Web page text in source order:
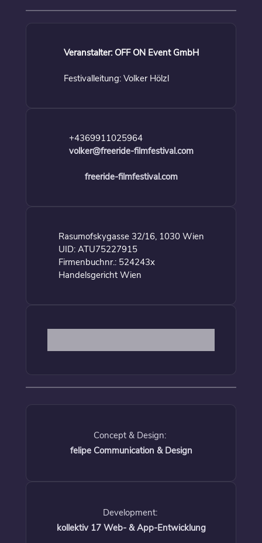
Veranstalter: OFF ON Event GmbH
Festivalleitung: Volker Hölzl
+4369911025964
volker@freeride-filmfestival.com
freeride-filmfestival.com
Rasumofskygasse 32/16, 1030 Wien
UID: ATU75227915
Firmenbuchnr.: 524243x
Handelsgericht Wien
Concept & Design:
felipe Communication & Design
Development:
kollektiv 17 Web- & App-Entwicklung